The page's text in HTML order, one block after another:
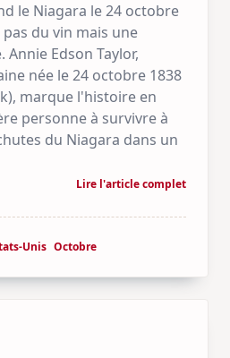
le Niagara le 24 octobre
du vin mais une
Edson Taylor,
née le 24 octobre 1838
marque l'histoire en
personne à survivre à
du Niagara dans un
Lire l'article complet
Unis Octobre